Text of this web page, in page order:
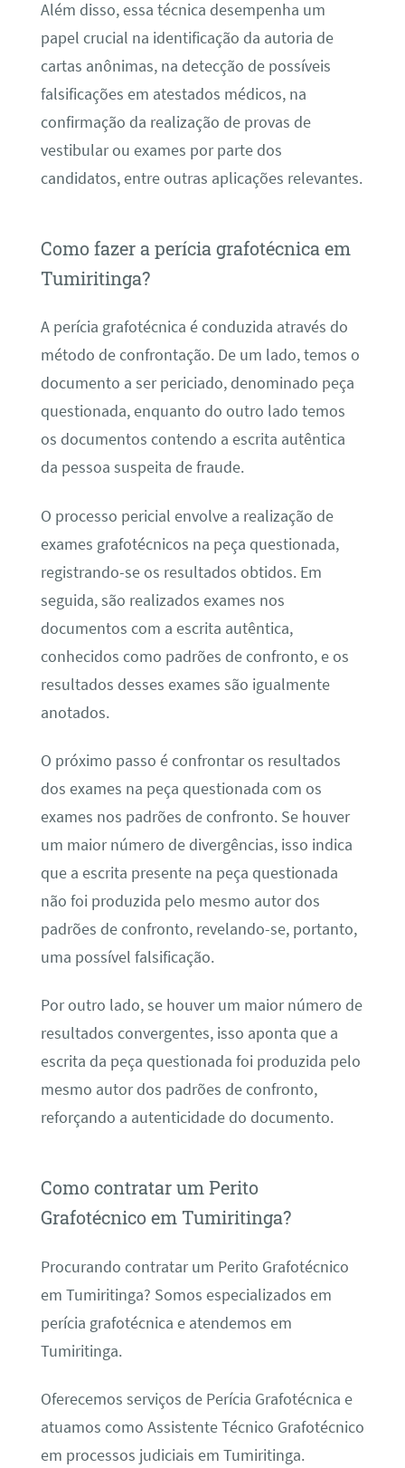
Além disso, essa técnica desempenha um
papel crucial na identificação da autoria de
cartas anônimas, na detecção de possíveis
falsificações em atestados médicos, na
confirmação da realização de provas de
vestibular ou exames por parte dos
candidatos, entre outras aplicações relevantes.
Como fazer a perícia grafotécnica em
Tumiritinga?
A perícia grafotécnica é conduzida através do
método de confrontação. De um lado, temos o
documento a ser periciado, denominado peça
questionada, enquanto do outro lado temos
os documentos contendo a escrita autêntica
da pessoa suspeita de fraude.
O processo pericial envolve a realização de
exames grafotécnicos na peça questionada,
registrando-se os resultados obtidos. Em
seguida, são realizados exames nos
documentos com a escrita autêntica,
conhecidos como padrões de confronto, e os
resultados desses exames são igualmente
anotados.
O próximo passo é confrontar os resultados
dos exames na peça questionada com os
exames nos padrões de confronto. Se houver
um maior número de divergências, isso indica
que a escrita presente na peça questionada
não foi produzida pelo mesmo autor dos
padrões de confronto, revelando-se, portanto,
uma possível falsificação.
Por outro lado, se houver um maior número de
resultados convergentes, isso aponta que a
escrita da peça questionada foi produzida pelo
mesmo autor dos padrões de confronto,
reforçando a autenticidade do documento.
Como contratar um Perito
Grafotécnico em Tumiritinga?
Procurando contratar um Perito Grafotécnico
em Tumiritinga? Somos especializados em
perícia grafotécnica e atendemos em
Tumiritinga.
Oferecemos serviços de Perícia Grafotécnica e
atuamos como Assistente Técnico Grafotécnico
em processos judiciais em Tumiritinga.